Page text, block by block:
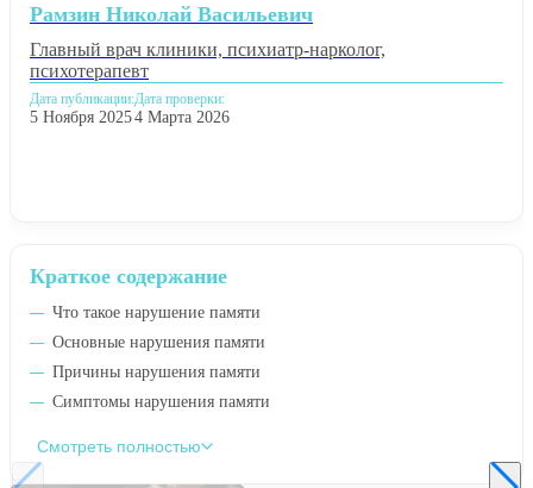
Краткое содержание
Что такое нарушение памяти
Основные нарушения памяти
Причины нарушения памяти
Симптомы нарушения памяти
Смотреть полностью
Рамзин Николай Васильевич
Главный врач клиники, психиатр-нарколог,
психотерапевт
Дата публикации:
5 Ноября 2025
Дата проверки:
4 Марта 2026